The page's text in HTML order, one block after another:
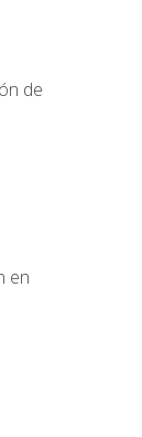
de
en